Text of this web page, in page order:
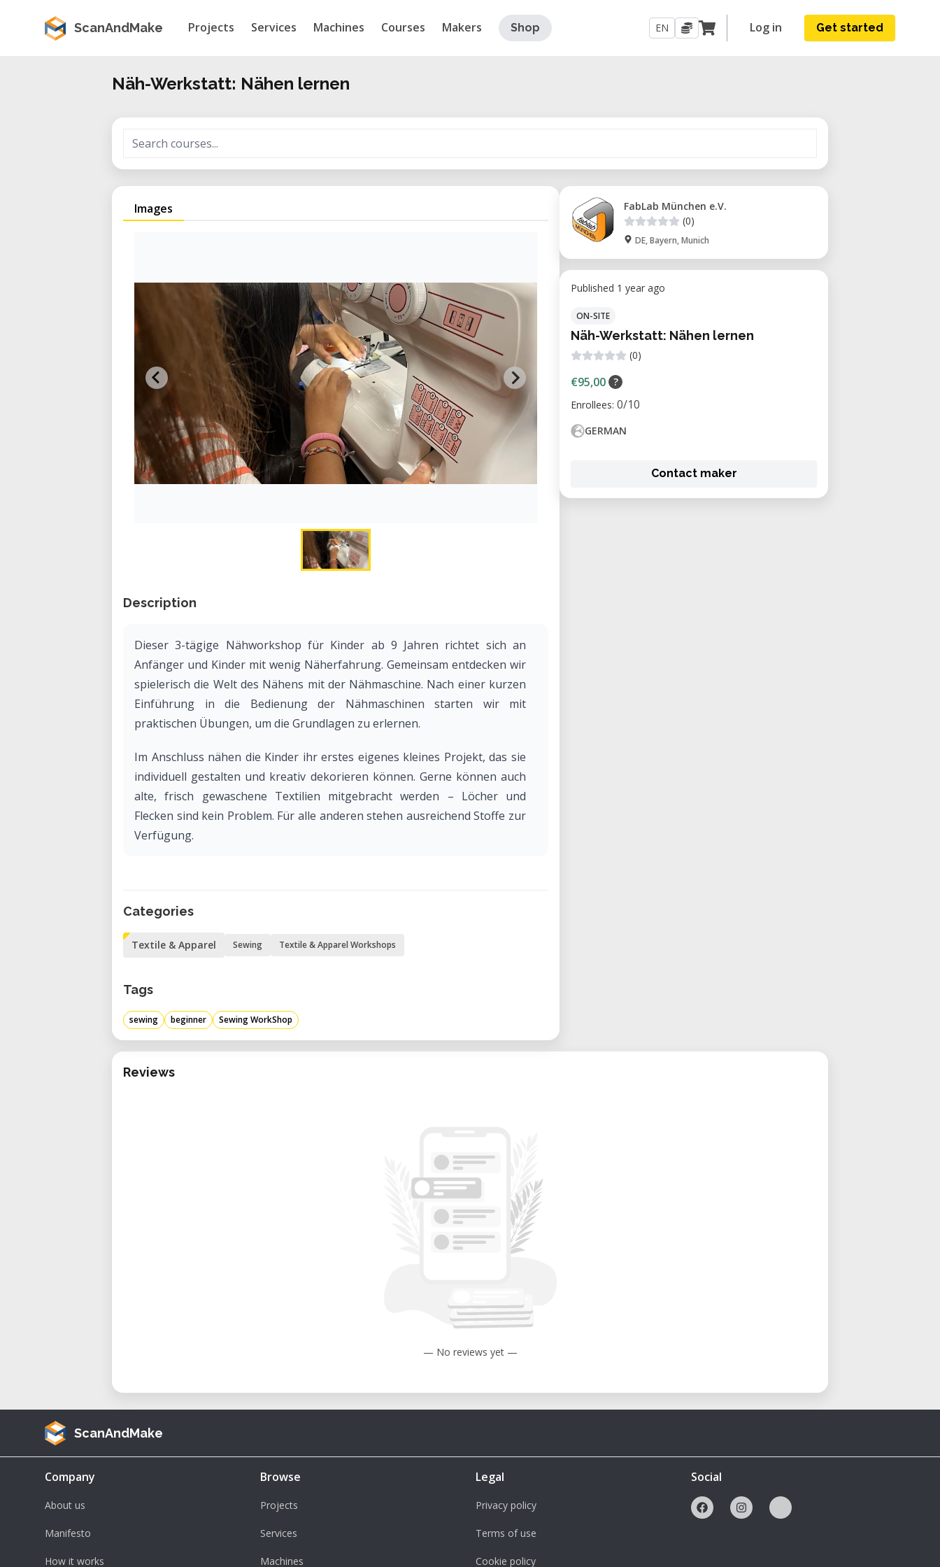
ScanAndMake Projects Services Machines Courses Makers Shop EN Log in Get started
Näh-Werkstatt: Nähen lernen
Images
Description
Dieser 3-tägige Nähworkshop für Kinder ab 9 Jahren richtet sich an
Anfänger und Kinder mit wenig Näherfahrung. Gemeinsam entdecken wir
spielerisch die Welt des Nähens mit der Nähmaschine. Nach einer kurzen
Einführung in die Bedienung der Nähmaschinen starten wir mit
praktischen Übungen, um die Grundlagen zu erlernen.
Im Anschluss nähen die Kinder ihr erstes eigenes kleines Projekt, das sie
individuell gestalten und kreativ dekorieren können. Gerne können auch
alte, frisch gewaschene Textilien mitgebracht werden – Löcher und
Flecken sind kein Problem. Für alle anderen stehen ausreichend Stoffe zur
Verfügung.
Categories
Textile & Apparel Sewing Textile & Apparel Workshops
Tags
sewing beginner Sewing WorkShop
FabLab München e.V.
(0)
DE, Bayern, Munich
Published 1 year ago
ON-SITE
Näh-Werkstatt: Nähen lernen
(0)
€95,00 ?
Enrollees: 0/10
GERMAN
Contact maker
Reviews
— No reviews yet —
ScanAndMake
Company
About us
Manifesto
How it works
Browse
Projects
Services
Machines
Legal
Privacy policy
Terms of use
Cookie policy
Social